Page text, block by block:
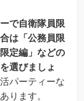
で自衛隊員限
は 「公務員限
定編」 などの
選びましょ
パーティーな
ります。